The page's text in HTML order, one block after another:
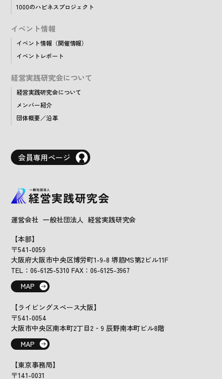
1000のハピネスプロジェクト
イベント情報
イベント情報（開催情報）
イベントレポート
経営実践研究会について
経営実践研究会について
メンバー紹介
団体概要／沿革
会員専用ページ
運営会社 一般社団法人 経営実践研究会
【本部】
〒541-0059
大阪府大阪市中央区博労町1-9-8 堺筋MS第2ビル11F
TEL：06-6125-5310 FAX：06-6125-3967
MAP
【ライビングスペース大阪】
〒541-0054
大阪市中央区南本町2丁目2‐9 辰野南本町ビル8階
MAP
【東京事務局】
〒141-0031